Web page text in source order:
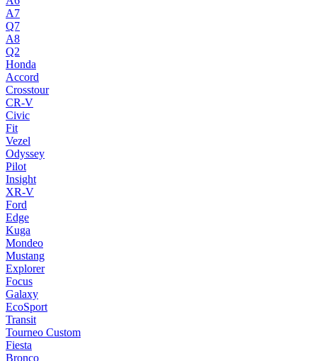
A7
Q7
A8
Q2
Honda
Accord
Crosstour
CR-V
Civic
Fit
Vezel
Odyssey
Pilot
Insight
XR-V
Ford
Edge
Kuga
Mondeo
Mustang
Explorer
Focus
Galaxy
EcoSport
Transit
Tourneo Custom
Fiesta
Bronco